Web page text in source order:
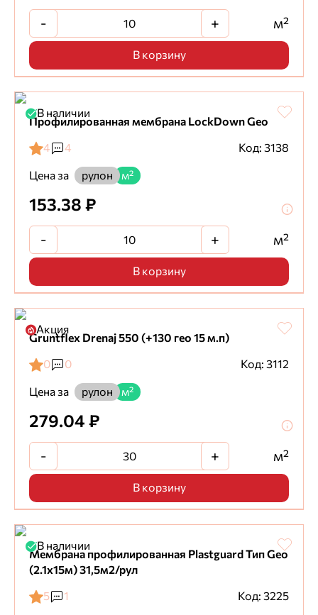
- + м²
В корзину
В наличии
Профилированная мембрана LockDown Geo
4
4
Код: 3138
Цена за
рулон м²
153.38 ₽
- + м²
В корзину
Акция
Gruntflex Drenaj 550 (+130 гео 15 м.п)
0
0
Код: 3112
Цена за
рулон м²
279.04 ₽
- + м²
В корзину
В наличии
Мембрана профилированная Plastguard Тип Geo
(2.1x15м) 31,5м2/рул
5
1
Код: 3225